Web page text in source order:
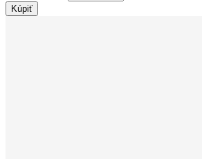
Kúpiť